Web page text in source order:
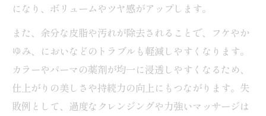
になり、ボリュームやツヤ感がアップします。
また、余分な皮脂や汚れが除去されることで、フケやか
ゆみ、においなどのトラブルも軽減しやすくなります。
カラーやパーマの薬剤が均一に浸透しやすくなるため、
仕上がりの美しさや持続力の向上にもつながります。失
敗例として、過度なクレンジングや力強いマッサージは